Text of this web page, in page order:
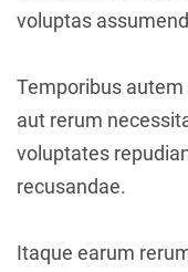
voluptas
Temporibus
aut rerum
voluptates
recusandae.
Itaque earum